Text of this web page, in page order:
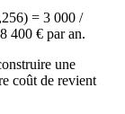
= 3 000 /
400 € par an.
une
coût de revient